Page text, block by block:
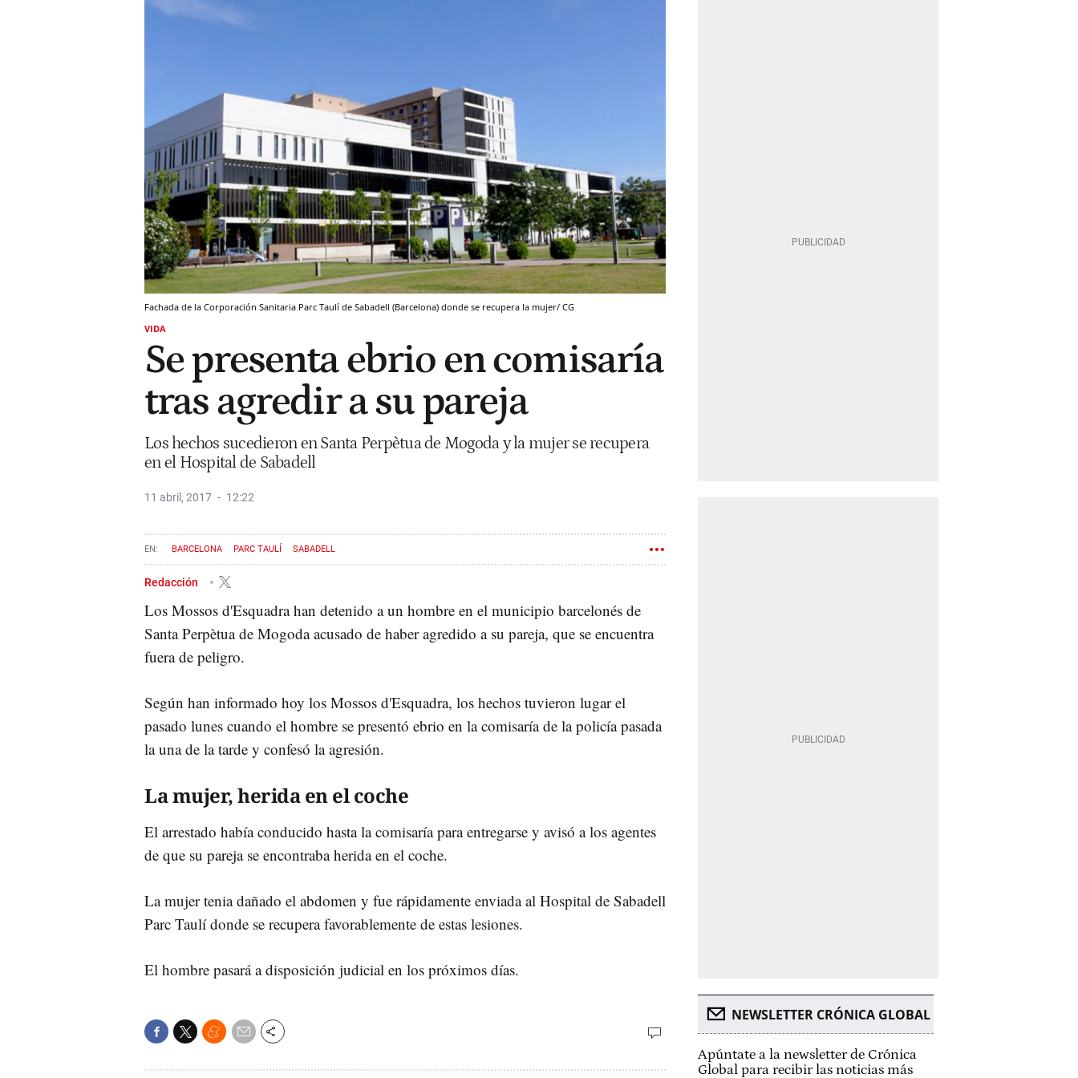
Fachada de la Corporación Sanitaria Parc Taulí de Sabadell (Barcelona) donde se recupera la mujer/ CG
VIDA
Se presenta ebrio en comisaría
tras agredir a su pareja
Los hechos sucedieron en Santa Perpètua de Mogoda y la mujer se recupera
en el Hospital de Sabadell
11 abril, 2017 12:22
BARCELONA PARC TAULÍ SABADELL
Redacción
Los Mossos d'Esquadrahan detenido a un hombre en el municipio barcelonés de
SantaPerpètuade Mogodaacusado de haber agredido a su pareja, que se encuentra
fuera de peligro.
Según han informado hoy los Mossos d'Esquadra, los hechos tuvieron lugar el
pasado lunes cuando el hombre se presentó ebrio en la comisaría de la policía pasada
la una de la tarde y confesó la agresión.
La mujer, herida en el coche
El arrestado había conducido hasta la comisaría para entregarse y avisó a los agentes
de que su pareja se encontraba herida en el coche.
La mujer tenia dañado el abdomen y fue rápidamente enviada al Hospital de Sabadell
Parc Taulídonde se recupera favorablemente de estas lesiones.
El hombre pasará a disposición judicial en los próximos días.
NEWSLETTER CRÓNICA GLOBAL
Apúntate a la newsletter de Crónica
Global para recibir las noticias más